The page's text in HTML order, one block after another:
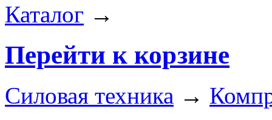
Каталог →
Перейти к корзине
Силовая техника →